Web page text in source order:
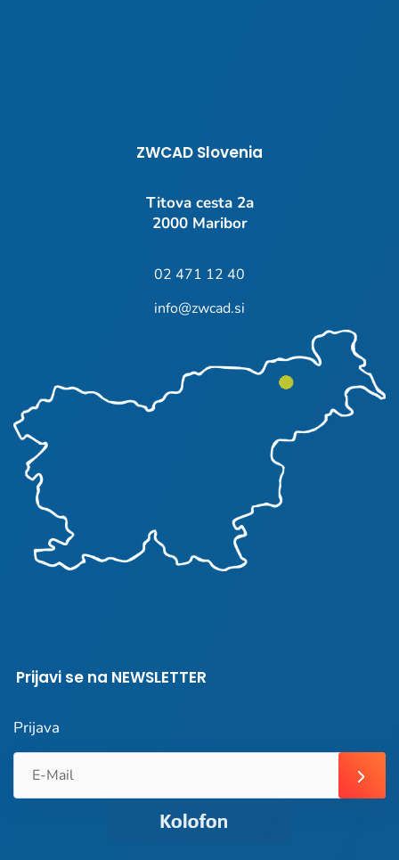
ZWCAD Slovenia
Titova cesta 2a
2000 Maribor
02 471 12 40
info@zwcad.si
Prijavi se na NEWSLETTER
Prijava